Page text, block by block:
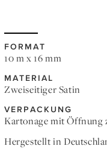
FORMAT
10 m x 16 mm
MATERIAL
Zweiseitiger Satin
VERPACKUNG
Kartonage mit Öffnung
Hergestellt in